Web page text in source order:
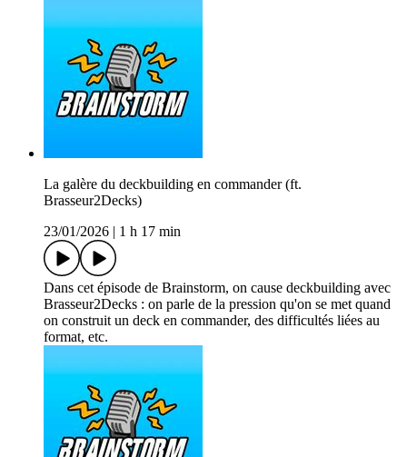
La galère du deckbuilding en commander (ft.
Brasseur2Decks)
23/01/2026
1 h 17 min
Dans cet épisode de Brainstorm, on cause deckbuilding avec
Brasseur2Decks : on parle de la pression qu'on se met quand
on construit un deck en commander, des difficultés liées au
format, etc.